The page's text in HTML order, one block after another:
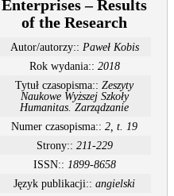
Enterprises – Results
of the Research
Autor/autorzy:: Paweł Kobis
Rok wydania:: 2018
Tytuł czasopisma:: Zeszyty
Naukowe Wyższej Szkoły
Humanitas. Zarządzanie
Numer czasopisma:: 2, t. 19
Strony:: 211-229
ISSN:: 1899-8658
Język publikacji:: angielski